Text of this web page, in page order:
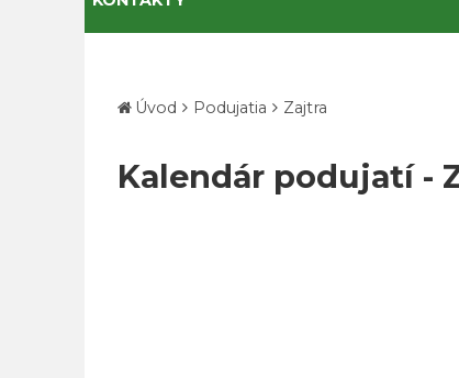
Úvod Podujatia Zajtra
Kalendár podujatí -